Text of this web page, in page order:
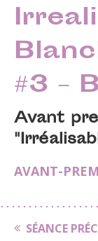
#3 –
Avant
AVANT-
SÉANCE